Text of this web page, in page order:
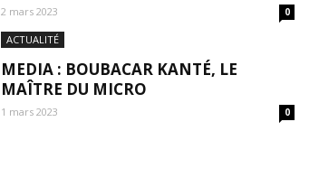
2 mars 2023 0
ACTUALITÉ
MEDIA : BOUBACAR KANTÉ, LE
MAÎTRE DU MICRO
1 mars 2023 0